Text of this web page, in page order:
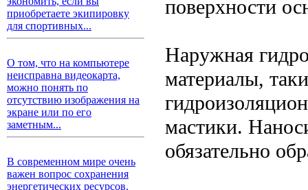
приобретаете экипировку
для спортивных...
О том, что на компьютере
неисправна видеокарта,
можно понять по
отсутствию изображения на
экране или по его
заметным...
В современном мире очень
важен вопрос сохранения
энергетических ресурсов.
поверхности
Наружная
материалы,
мастики.
обязательно